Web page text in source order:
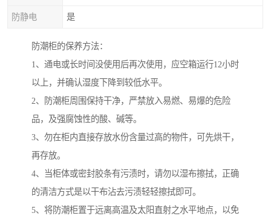
防静电 是
防潮柜的保养方法：
1、通电或长时间没使用后再次使用，应空箱运行12小时
以上，并确认湿度下降到较低水平。
2、防潮柜周围保持干净，严禁放入易燃、易爆的危险
品，及强腐蚀性的酸、碱等。
3、勿在柜内直接存放水份含量过高的物件，可先烘干，
再存放。
4、当柜体或密封胶条有污渍时，请勿以湿布擦拭，正确
的清洁方式是以干布沾去污渍轻轻擦拭即可。
5、将防潮柜置于远离高温及太阳直射之水平地点，以免